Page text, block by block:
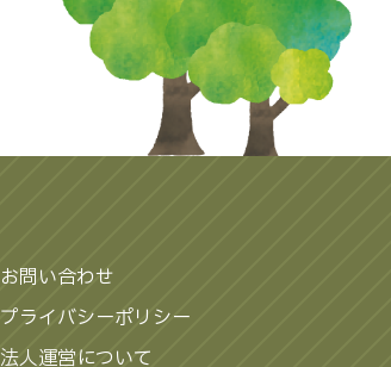
お問い合わせ
プライバシーポリシー
法人運営について